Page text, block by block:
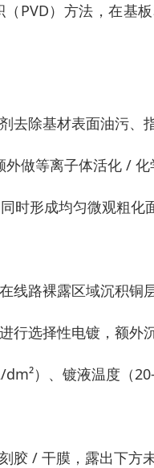
PVD）方法，在基
去除基材表面油污、
做等离子体活化 / 化
时形成均匀微观粗化
线路裸露区域沉积铜
行选择性电镀，额
）、镀液温度（
胶 / 干膜，露出下方